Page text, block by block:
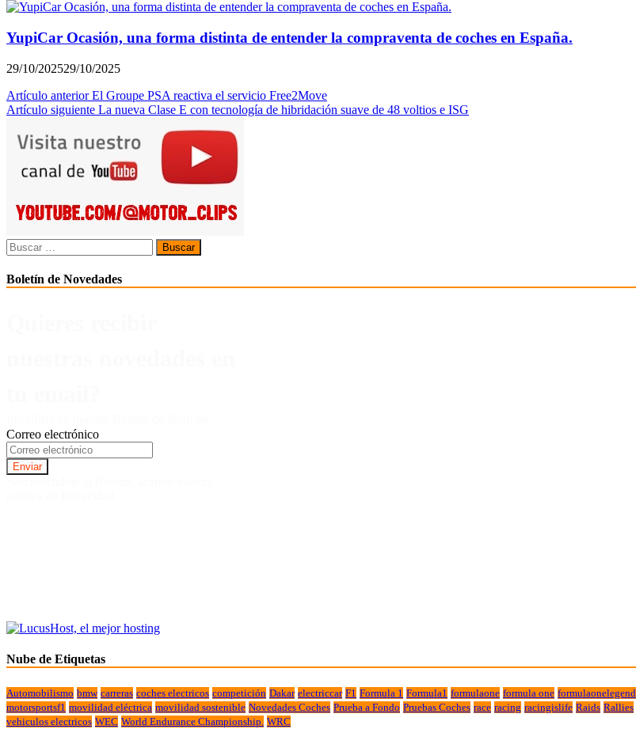
YupiCar Ocasión, una forma distinta de entender la compraventa de coches en España.
29/10/202529/10/2025
Navegación
de
entradas
Artículo anterior El Groupe PSA reactiva el servicio Free2Move
Artículo siguiente La nueva Clase E con tecnología de hibridación suave de 48 voltios e ISG
Buscar:
Boletín de Novedades
Correo electrónico
Nube de Etiquetas
Automobilismo bmw carreras coches electricos competición Dakar electriccar F1 Formula 1 Formula1 formulaone formula one formulaonelegend
motorsportsf1 movilidad eléctrica movilidad sostenible Novedades Coches Prueba a Fondo Pruebas Coches race racing racingislife Raids Rallies
vehiculos electricos WEC World Endurance Championship. WRC